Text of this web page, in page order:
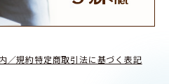
／規約特定商取引法に基づく表記